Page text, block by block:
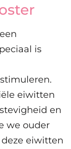
is
eiwitten
en
we ouder
eiwitten